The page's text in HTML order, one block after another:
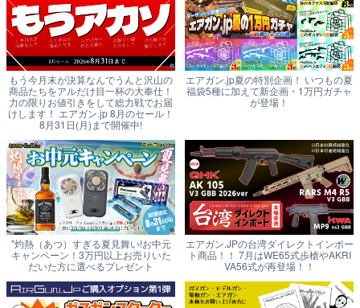
もう今月末が決算なんでうんと沢山の
商品たちをアルだけ目一杯の大奉仕！
力の限りお値引きをして総力戦でお届
けします！ エアガン.jp 8月のセール！
8月31日(月)まで開催中!
エアガン.jp夏の特別企画！ いつもの夏
福袋5種に加えて新企画・1万円ガチャ
が登場！
"灼熱（あつ）すぎる夏見舞い!お中元
キャンペーン！3万円以上お売りいた
だいた方に選べるプレゼント
エアガン.JPの台湾ダイレクトインポー
ト商品！！ 7月はWE65式歩槍やAKRI
VA56式が再登場！！